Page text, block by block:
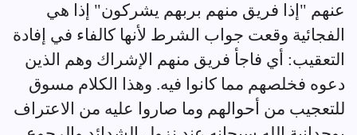
عنهم "إذا فريق منهم بربهم يشركون" إذا هي
الفجائية وقعت جواب الشرط لأنها كالفاء في إفادة
التعقيب: أي فاجأ فريق منهم الإشراك وهم الذين
دعوه فخلصهم مما كانوا فيه. وهذا الكلام مسوق
للتعجيب من أحوالهم وما صاروا عليه من الاعتراف